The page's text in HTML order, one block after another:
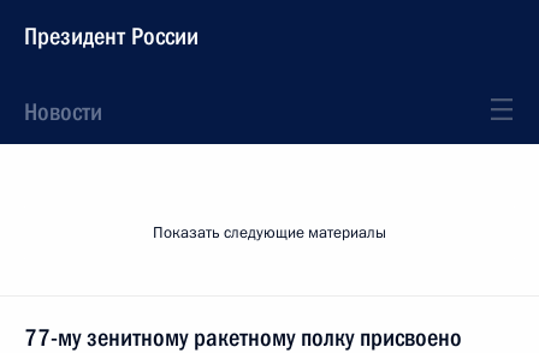
Президент России
Новости
Показать следующие материалы
77-му зенитному ракетному полку присвоено